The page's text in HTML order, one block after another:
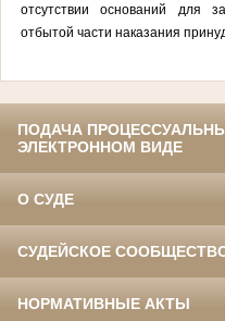
отсутствии оснований для
отбытой части наказания
ПОДАЧА
ЭЛЕКТРОННОМ ВИДЕ
О СУДЕ
СУДЕЙСКОЕ
НОРМАТИВНЫЕ АКТЫ